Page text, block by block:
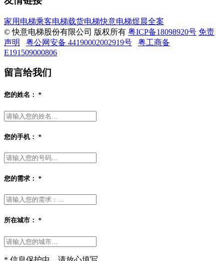
家用电梯乘客电梯载货电梯快意电梯煜晨全案
© 快意电梯股份有限公司 版权所有 粤ICP备18098920号 免责
声明
粤公网安备 44190002002919号
粤工商备
E191509000806
留言给我们
您的姓名： *
您的手机： *
您的需求： *
所在城市： *